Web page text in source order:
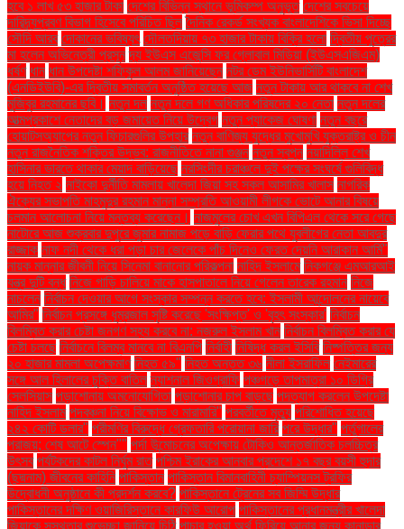
হবে ১ লাখ ৫৩ হাজার টাকা দেশের বিভিন্ন স্থানে ভূমিকম্প অনুভূত দেশের সবচেয়ে
দারিদ্র্যপ্রবণ বিভাগ হিসেবে পরিচিত ছিল দৈনিক রেকর্ড সংখ্যক বাংলাদেশিকে ভিসা দিচ্ছে
সৌদি আরব দোকানের ভবিষ্যৎ দৌলতদিয়ায় ৭৩ হাজার টাকায় বিক্রি হলো দ্বিতীয় পুত্রের
মা হলেন অভিনেত্রী প্রসূন দ্য ইউএস এজেন্সি ফর গ্লোবাল মিডিয়া (ইউএসএজিএম)
ধর্ষণ ধান ধান উপদেষ্টা শফিকুল আলম জানিয়েছেন নটর ডেম ইউনিভার্সিটি বাংলাদেশ
(এনডিইউবি)-এর দ্বিতীয় সমাবর্তন অনুষ্ঠিত হয়েছে আজ নতুন টাকায় আর থাকবে না শেখ
মুজিবুর রহমানের ছবি। নতুন দল নতুন দলে গণ অধিকার পরিষদের ২০ নেতা নতুন দলের
আত্মপ্রকাশে নেতাদের বড় জমায়েত নিয়ে উদ্বেগ নতুন প্যাকেজ ঘোষণা নতুন বছরে
হোয়াটসঅ্যাপের নতুন ফিচারগুলির উপহার নতুন বাণিজ্য যুদ্ধের মুখোমুখি যুক্তরাষ্ট্র ও চীন
নতুন রাজনৈতিক শক্তির উদ্ভব: রাজনীতিতে নানা গুঞ্জন নতুন স্বপ্ন নয়াদিল্লি শেখ
হাসিনার ভারতে থাকার মেয়াদ বাড়িয়েছে নরসিংদীর চরাঞ্চলে দুই পক্ষের সংঘর্ষে গুলিবিদ্ধ
হয়ে নিহত ২ নাইকো দুর্নীতি মামলায় খালেদা জিয়া সহ সকল আসামির খালাস নাগরিক
ঐক্যের সভাপতি মাহমুদুর রহমান মান্না সম্প্রতি আওয়ামী লীগকে ভোটে আনার বিষয়ে
চলমান আলোচনা নিয়ে মন্তব্য করেছেন। নাজমুলের চোখ এখন বিপিএল থেকে সরে গেছে
নাটোরে আজ শুক্রবার দুপুরে জুমার নামাজ পড়ে বাড়ি ফেরার পথে যুবলীগের নেতা আবদুর
রাজ্জাক নাফ নদী থেকে ধরা পড়া চার জেলেকে পাঁচ দিনেও ফেরত দেয়নি আরাকান আর্মি"
নায়ক মান্নার জীবনী নিয়ে সিনেমা বানানোর পরিকল্পনা নাহিদ ইসলামে নিকগঞ্জে এমআরআই
যন্ত্র দুটি বন্ধ নিজে গাড়ি চালিয়ে মাকে হাসপাতালে নিয়ে গেলেন তারেক রহমান নিজে
নাচলেন নির্বাচন দেওয়ার আগে সংস্কার সম্পন্ন করতে হবে: ইসলামী আন্দোলনের নায়েবে
আমির" নির্বাচন প্রসঙ্গে ধূম্রজাল সৃষ্টি করেছে 'সংক্ষিপ্ত' ও 'বৃহৎ সংস্কার' নির্বাচন
বিলম্বিত করার চেষ্টা জনগণ সহ্য করবে না: নজরুল ইসলাম খান নির্বাচন বিলম্বিত করার যে
চেষ্টা চলছে নির্বাচনে বিলম্ব মানবে না বিএনপি নির্বাহী নিষিদ্ধ করল ইসিবি নিষ্পত্তির জন্য
২০ হাজার মামলা অপেক্ষমাণ নিহত ৫৯" নিহত অন্তত ৩৬ নীলা ইসরাফিল নেইমারের
সঙ্গে আল হিলালের চুক্তি বাতিল ন্যাশনাল জিওগ্রাফি পঞ্চগড়ে তাপমাত্রা ১০ ডিগ্রি
সেলসিয়াস পড়াশোনায় অমনোযোগিতা পড়াশোনার চাপ বাড়ছে পদত্যাগ করলেন উপদেষ্টা
নাহিদ ইসলাম পদবঞ্চনা নিয়ে বিক্ষোভ ও মারামারি" পরবর্তীতে মৃত্যু পরিশোধিত হয়েছে
২৪২ কোটি ডলার" পরীমণির বিরুদ্ধে গ্রেফতারি পরোয়ানা জারি পরে উদ্ধার" পর্তুগালের
পরাজয়; শেষ আটে স্পেন"" পর্দা উন্মোচনের অপেক্ষায় টোকিও আন্তর্জাতিক চলচ্চিত্র
উৎসব পর্যটকদের কাটল নির্ঘুম রাত পশ্চিম ইরাকের আনবার প্রদেশে ১৭ বছর বয়সী হুদার
(ছদ্মনাম) জীবনের কাহিনি পাকিস্তান পাকিস্তান বিমানবাহিনী চ্যাম্পিয়নস ট্রফির
উদ্বোধনী অনুষ্ঠানে কী প্রদর্শন করবে? পাকিস্তানে ট্রেনের সব জিম্মি উদ্ধার
পাকিস্তানের দক্ষিণ ওয়াজিরিস্তানে কারফিউ আরোপ পাকিস্তানের প্রধানমন্ত্রীর খালেদা
জিয়াকে সুস্থতার শুভেচ্ছা জানিয়ে চিঠি পাচার হওয়া অর্থ ফিরিয়ে আনার জন্য কানাডার